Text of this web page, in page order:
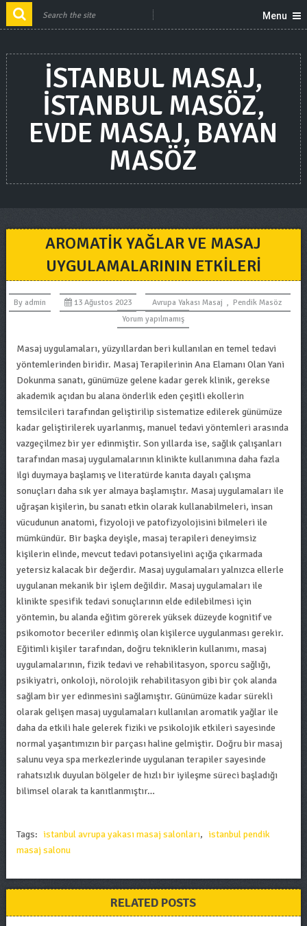
Menu
ISTANBUL MASAJ,
ISTANBUL MASÖZ,
EVDE MASAJ, BAYAN
MASÖZ
AROMATIK YAĞLAR VE MASAJ
UYGULAMALARININ ETKILERI
By admin 13 Ağustos 2023 Avrupa Yakası Masaj , Pendik Masöz
Yorum yapılmamış
Masaj uygulamaları, yüzyıllardan beri kullanılan en temel tedavi
yöntemlerinden biridir. Masaj Terapilerinin Ana Elamanı Olan Yani
Dokunma sanatı, günümüze gelene kadar gerek klinik, gerekse
akademik açıdan bu alana önderlik eden çeşitli ekollerin
temsilcileri tarafından geliştirilip sistematize edilerek günümüze
kadar geliştirilerek uyarlanmış, manuel tedavi yöntemleri arasında
vazgeçilmez bir yer edinmiştir. Son yıllarda ise, sağlık çalışanları
tarafından masaj uygulamalarının klinikte kullanımına daha fazla
ilgi duymaya başlamış ve literatürde kanıta dayalı çalışma
sonuçları daha sık yer almaya başlamıştır. Masaj uygulamaları ile
uğraşan kişilerin, bu sanatı etkin olarak kullanabilmeleri, insan
vücudunun anatomi, fizyoloji ve patofizyolojisini bilmeleri ile
mümkündür. Bir başka deyişle, masaj terapileri deneyimsiz
kişilerin elinde, mevcut tedavi potansiyelini açığa çıkarmada
yetersiz kalacak bir değerdir. Masaj uygulamaları yalnızca ellerle
uygulanan mekanik bir işlem değildir. Masaj uygulamaları ile
klinikte spesifik tedavi sonuçlarının elde edilebilmesi için
yöntemin, bu alanda eğitim görerek yüksek düzeyde kognitif ve
psikomotor beceriler edinmiş olan kişilerce uygulanması gerekir.
Eğitimli kişiler tarafından, doğru tekniklerin kullanımı, masaj
uygulamalarının, fizik tedavi ve rehabilitasyon, sporcu sağlığı,
psikiyatri, onkoloji, nörolojik rehabilitasyon gibi bir çok alanda
sağlam bir yer edinmesini sağlamıştır. Günümüze kadar sürekli
olarak gelişen masaj uygulamaları kullanılan aromatik yağlar ile
daha da etkili hale gelerek fiziki ve psikolojik etkileri sayesinde
normal yaşantımızın bir parçası haline gelmiştir. Doğru bir masaj
salunu veya spa merkezlerinde uygulanan terapiler sayesinde
rahatsızlık duyulan bölgeler de hızlı bir iyileşme süreci başladığı
bilimsel olarak ta kanıtlanmıştır…
Tags: istanbul avrupa yakası masaj salonları, istanbul pendik
masaj salonu
RELATED POSTS